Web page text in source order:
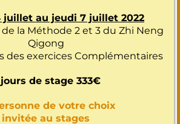
juillet au jeudi 7 juillet 2022
la Méthode 2 et 3 du Zhi Neng
Qigong
des exercices Complémentaires
de stage 333€
de votre choix
invitée au stages